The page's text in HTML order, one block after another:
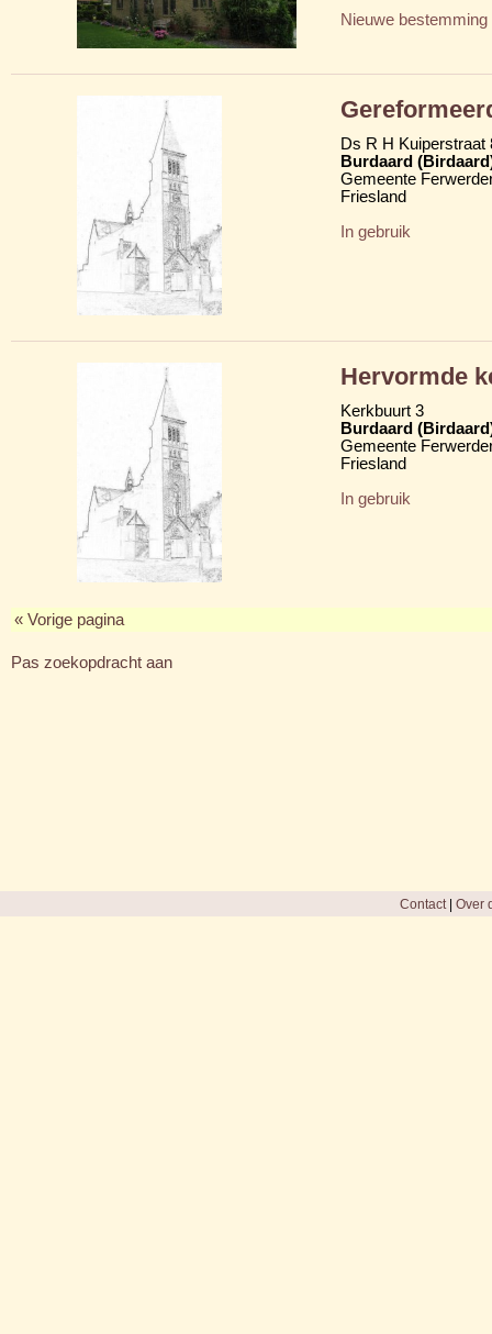
Nieuwe bestemming
Ds R H Kuiperstraat
Burdaard
Gemeente
Friesland
In gebruik
Hervormde
Kerkbuurt 3
Burdaard
Gemeente
Friesland
In gebruik
« Vorige pagina
Pas zoekopdracht aan
Contact| Over